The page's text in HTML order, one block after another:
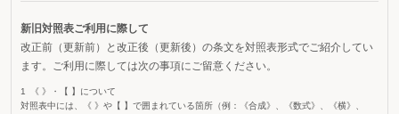
新旧対照表ご利用に際して
改正前（更新前）と改正後（更新後）の条文を対照表形式でご紹介してい
ます。ご利用に際しては次の事項にご留意ください。
《 》・【 】について
対照表中には、《 》や【 】で囲まれている箇所（例：《合成》、《数式》、《横》、